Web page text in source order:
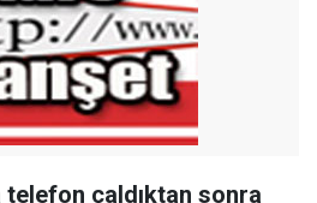
telefon çaldıktan sonra